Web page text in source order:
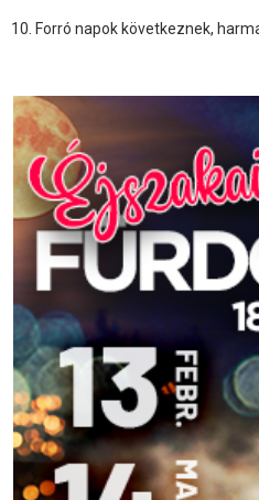
Forró napok következnek,